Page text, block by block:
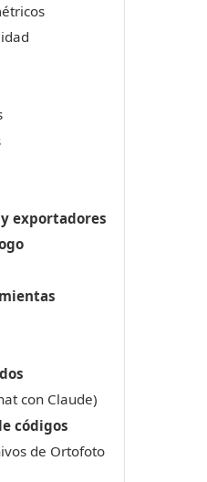
exportadores
con Claude)
códigos
de Ortofoto